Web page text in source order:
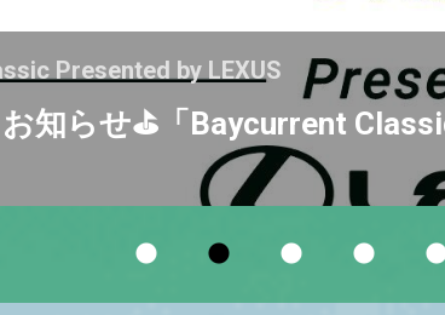
Presented by LEXUS
知らせ⛳「Baycurrent